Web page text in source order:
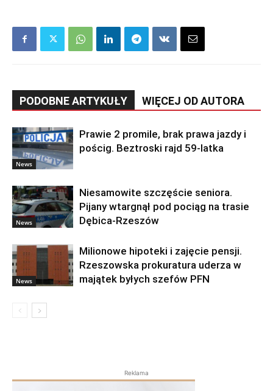
PODOBNE ARTYKUŁY WIĘCEJ OD AUTORA
News
Prawie 2 promile, brak prawa jazdy i
pościg. Beztroski rajd 59-latka
News
Niesamowite szczęście seniora.
Pijany wtargnął pod pociąg na trasie
Dębica-Rzeszów
News
Milionowe hipoteki i zajęcie pensji.
Rzeszowska prokuratura uderza w
majątek byłych szefów PFN
Reklama